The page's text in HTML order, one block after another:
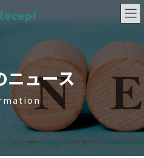
ニュース